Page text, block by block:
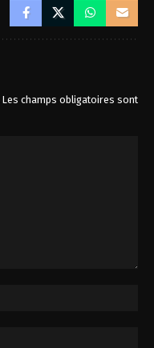
Les champs obligatoires sont